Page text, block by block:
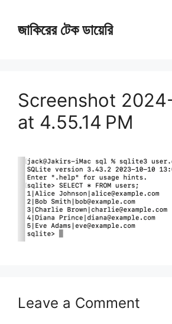
জাকিরের টেক ডায়েরি
Screenshot
at 4.55.14 PM
Leave a Comment